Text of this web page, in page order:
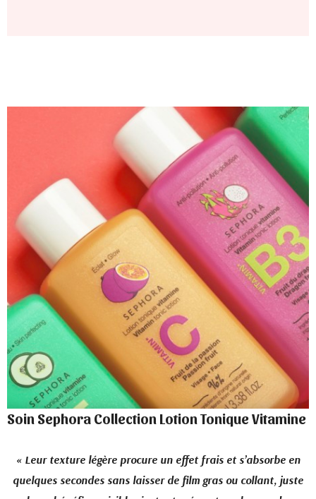
Soin Sephora Collection Lotion Tonique Vitamine
« Leur texture légère procure un effet frais et s’absorbe en
quelques secondes sans laisser de film gras ou collant, juste